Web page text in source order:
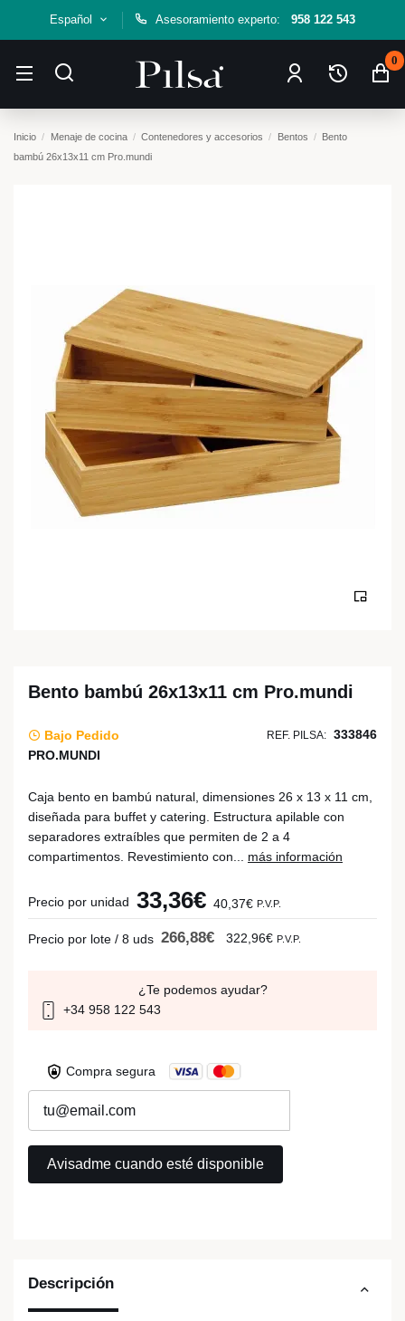
Español Asesoramiento experto: 958 122 543
0
Inicio Menaje de cocina Contenedores y accesorios Bentos
Bento
bambú 26x13x11 cm Pro.mundi
Descripción
Bento bambú 26x13x11 cm Pro.mundi
Bajo Pedido REF. PILSA: 333846
PRO.MUNDI
Caja bento en bambú natural, dimensiones 26 x 13 x 11 cm,
diseñada para buffet y catering. Estructura apilable con
separadores extraíbles que permiten de 2 a 4
compartimentos. Revestimiento con... más información
Precio por unidad 33,36€ 40,37€ P.V.P.
Precio por lote / 8 uds 266,88€ 322,96€ P.V.P.
¿Te podemos ayudar?
+34 958 122 543
Compra segura